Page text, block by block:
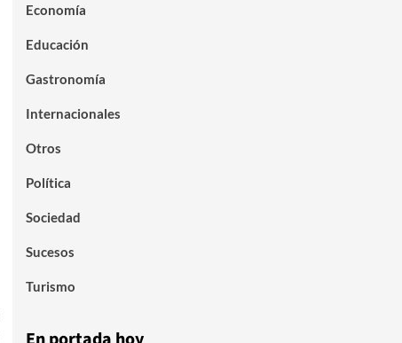
Economía
Educación
Gastronomía
Internacionales
Otros
Política
Sociedad
Sucesos
Turismo